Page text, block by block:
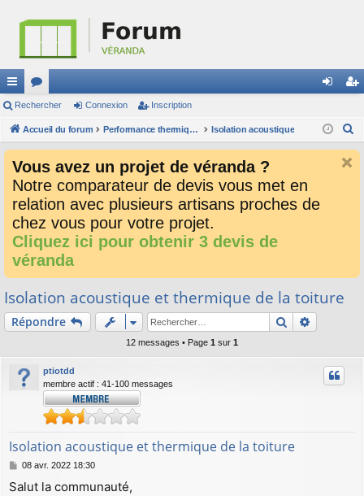
ac
co
ci
or
u
s
ne cri
Rechercher Connexion Inscription
Accueil du forum Performance thermique, acoustique, résistance à l'eau, l'air et le vent, sécurité Isolation acoustique
Vous avez un projet de véranda ?
Notre comparateur de devis vous met en
relation avec plusieurs artisans proches de
chez vous pour votre projet.
Cliquez ici pour obtenir 3 devis de
véranda
Isolation acoustique et thermique de la toiture
Répondre Rechercher
12 messages • Page 1 sur 1
ptiotdd
membre actif : 41-100 messages
Isolation acoustique et thermique de la toiture
M
s
08 avr. 2022 18:30
Salut la communauté,